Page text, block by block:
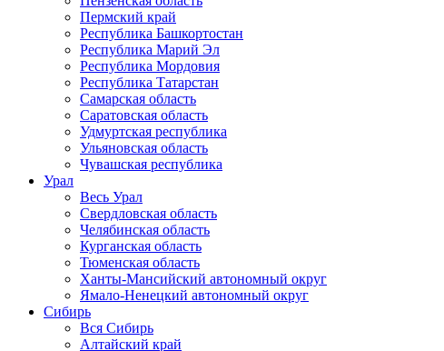
Пермский край
Республика Башкортостан
Республика Марий Эл
Республика Мордовия
Республика Татарстан
Самарская область
Саратовская область
Удмуртская республика
Ульяновская область
Чувашская республика
Урал
Весь Урал
Свердловская область
Челябинская область
Курганская область
Тюменская область
Ханты-Мансийский автономный округ
Ямало-Ненецкий автономный округ
Сибирь
Вся Сибирь
Алтайский край